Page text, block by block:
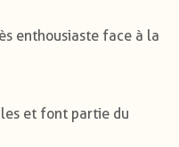
enthousiaste face à la
et font partie du